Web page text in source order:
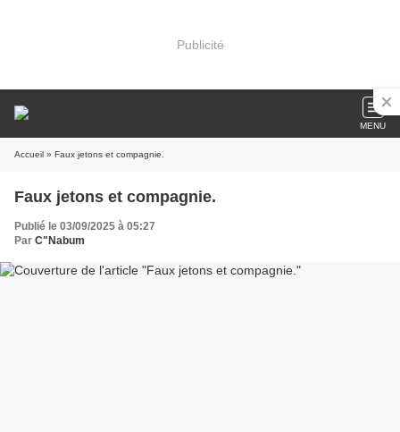
Publicité
MENU
Accueil » Faux jetons et compagnie.
Faux jetons et compagnie.
Publié le 03/09/2025 à 05:27
Par C"Nabum